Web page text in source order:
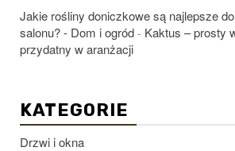
Jakie rośliny doniczkowe są najlepsze
salonu? - Dom i ogród - Kaktus – prosty
przydatny w aranżacji
KATEGORIE
Drzwi i okna